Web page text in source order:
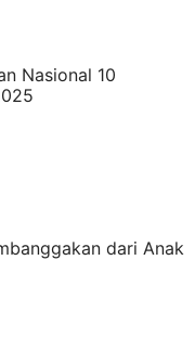
Nasional 10
dari Anak